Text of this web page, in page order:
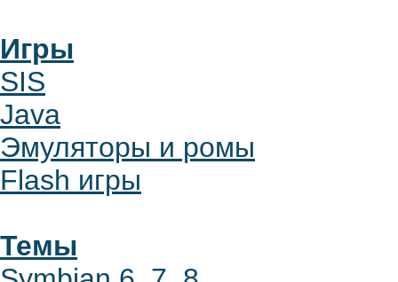
Игры
SIS
Java
Эмуляторы и ромы
Flash игры
Темы